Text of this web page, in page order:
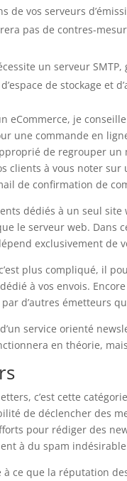
de vos serveurs
pas de contres-
un serveur
de stockage et
eCommerce, je
une commande en
de regrouper
clients à vous noter
de confirmation de
dédiés à un seul
le serveur web. Dans
exclusivement de
plus compliqué, il
à vos envois.
d’autres émetteurs
service orienté
en théorie,
c’est cette
de déclencher des
pour rédiger des
à du spam
ce que la réputation